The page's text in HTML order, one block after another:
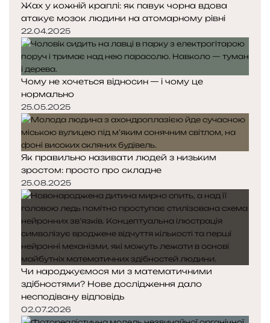
Жах у кожній краплі: як павук чорна вдова
атакує мозок людини на атомарному рівні
22.04.2025
Чому не хочеться відносин — і чому це
нормально
25.05.2025
Як правильно називати людей з низьким
зростом: просто про складне
25.08.2025
Чи народжуємося ми з математичними
здібностями? Нове дослідження дало
несподівану відповідь
02.07.2026